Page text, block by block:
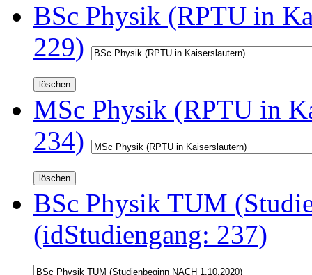
BSc Physik (RPTU in
229)
MSc Physik (RPTU in
234)
BSc Physik TUM
(idStudiengang: 237)